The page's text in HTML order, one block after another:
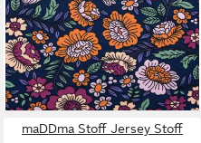
dunkelblau bunt 1,5m,
allergikergeeignet
13,95 €
(13,95 €/ 1 m)
lieferbar - in 3-4 Werktagen bei dir
maDDma Stoff Jersey Stoff